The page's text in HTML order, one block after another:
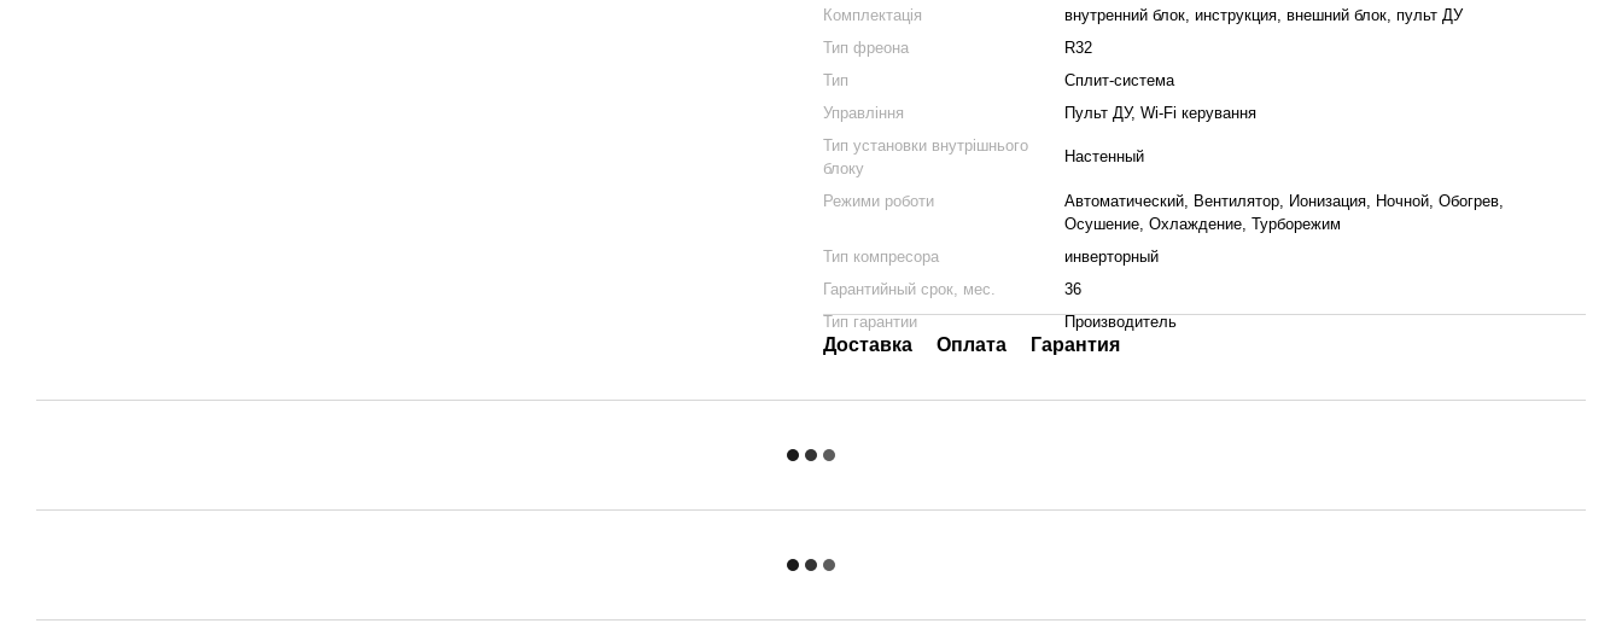
Комплектація
внутренний блок, инструкция, внешний блок, пульт ДУ
Тип фреона
R32
Тип
Сплит-система
Управління
Пульт ДУ, Wi-Fi керування
Тип установки внутрішнього
блоку
Настенный
Режими роботи
Автоматический, Вентилятор, Ионизация, Ночной, Обогрев,
Осушение, Охлаждение, Турборежим
Тип компресора
инверторный
Гарантийный срок, мес.
36
Тип гарантии
Производитель
Доставка Оплата Гарантия